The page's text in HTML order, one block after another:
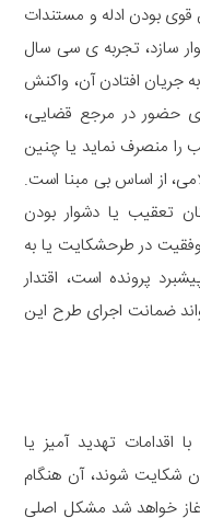
بودن ادله و مستندات
سازد، تجربه ی سی سال
جریان افتادن آن، واکنش
حضور در مرجع قضایی،
را منصرف نماید یا چنین
از اساس بی مبنا است.
تعقیب یا دشوار بودن
در طرحشکایت یا به
پرونده است، اقتدار
ضمانت اجرای طرح این
اقدامات تهدید آمیز یا
شکایت شوند، آن هنگام
خواهد شد مشکل اصلی